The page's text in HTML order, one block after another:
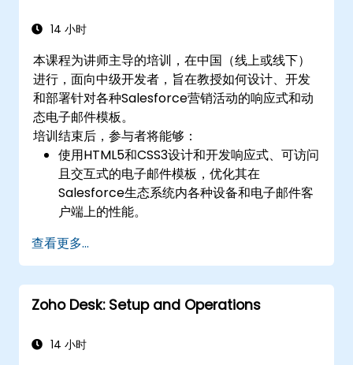
14 小时
本课程为讲师主导的培训，在中国（线上或线下）
进行，面向中级开发者，旨在教授如何设计、开发
和部署针对各种Salesforce营销活动的响应式和动
态电子邮件模板。
培训结束后，参与者将能够：
使用HTML5和CSS3设计和开发响应式、可访问
且交互式的电子邮件模板，优化其在
Salesforce生态系统内各种设备和电子邮件客
户端上的性能。
验。
在Salesforce内测试、部署和分析电子邮件活
动，包括使用分析来指导决策，并优化未来的
活动以提高性能和参与度。
查看更多...
Zoho Desk: Setup and Operations
14 小时